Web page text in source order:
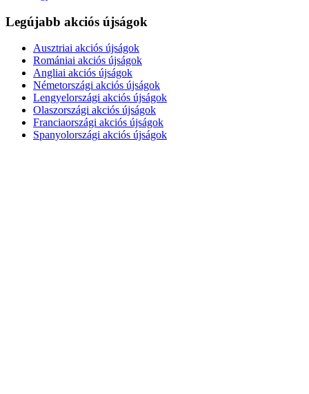
Legújabb akciós újságok
Ausztriai akciós újságok
Romániai akciós újságok
Angliai akciós újságok
Németországi akciós újságok
Lengyelországi akciós újságok
Olaszországi akciós újságok
Franciaországi akciós újságok
Spanyolországi akciós újságok